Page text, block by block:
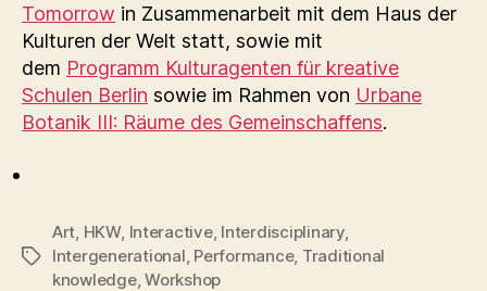
Tomorrow in Zusammenarbeit mit dem Haus der
Kulturen der Welt statt, sowie mit
dem Programm Kulturagenten für kreative
Schulen Berlin sowie im Rahmen von Urbane
Botanik III: Räume des Gemeinschaffens.
Schlagwörter
Art HKW, Interactive, Interdisciplinary,
Intergenerational Performance, Traditional
knowledge,Workshop